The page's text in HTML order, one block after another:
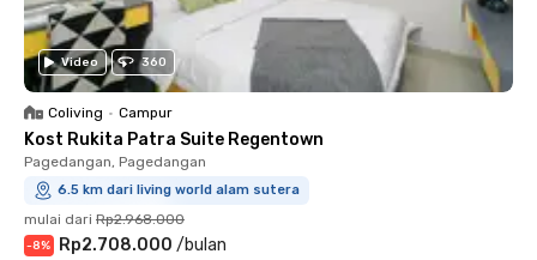
Video 360
Coliving • Campur
Kost Rukita Patra Suite Regentown
Pagedangan, Pagedangan
6.5 km dari living world alam sutera
mulai dari Rp2.968.000
-8% Rp2.708.000 /bulan